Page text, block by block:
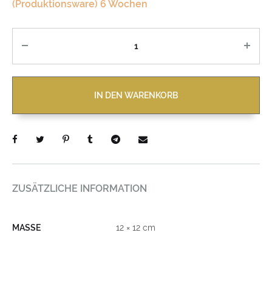
(Produktionsware) 6 Wochen
IN DEN WARENKORB
ZUSÄTZLICHE INFORMATION
MASSE 12 × 12 cm